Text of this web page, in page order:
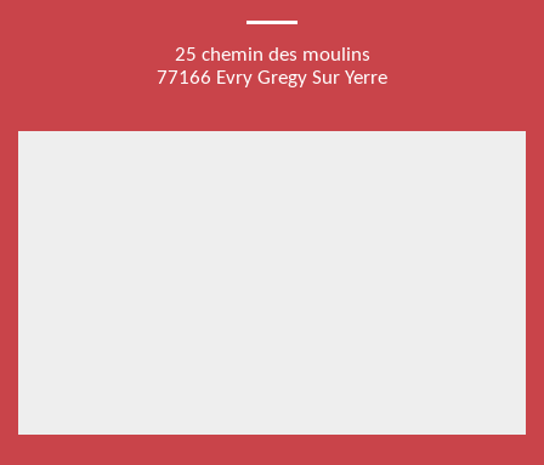
25 chemin des moulins
77166 Evry Gregy Sur Yerre